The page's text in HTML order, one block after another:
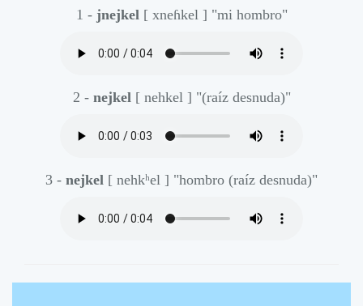
1 - jnejkel [ xneɦkel ] "mi hombro"
2 - nejkel [ nehkel ] "(raíz desnuda)"
3 - nejkel [ nehkʰel ] "hombro (raíz desnuda)"